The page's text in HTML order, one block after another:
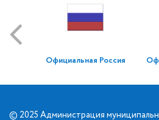
Официальная Россия
© 2025 Администрация